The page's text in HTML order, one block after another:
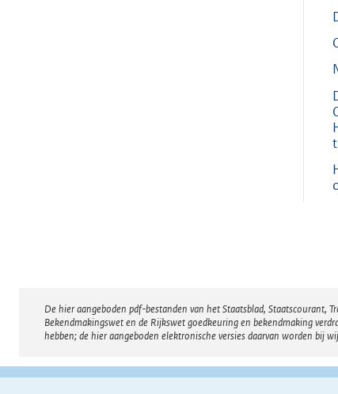
Disclaimer
De hier aangeboden pdf-bestanden van het Staatsblad, Staatscourant,
Bekendmakingswet en de Rijkswet goedkeuring en bekendmaking
hebben; de hier aangeboden elektronische versies daarvan worden bij